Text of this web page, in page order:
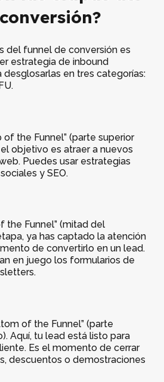
del funnel de conversión es
estrategia de inbound
desglosarlas en tres categorías:
of the Funnel” (parte superior
objetivo es atraer a nuevos
Puedes usar estrategias
y SEO.
the Funnel” (mitad del
ya has captado la atención
de convertirlo en un lead.
en juego los formularios de
of the Funnel” (parte
Aquí, tu lead está listo para
Es el momento de cerrar
descuentos o demostraciones